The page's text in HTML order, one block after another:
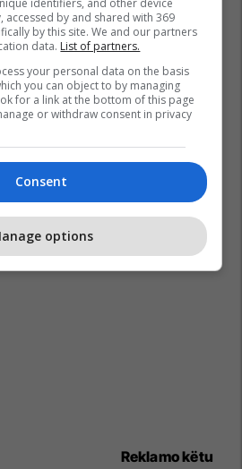
Reklamo këtu
identifiers, and other device
accessed by and shared with 369
by this site. We and our partners
data. List of partners.
your personal data on the basis
you can object to by managing
for a link at the bottom of this page
or withdraw consent in privacy
Consent
options